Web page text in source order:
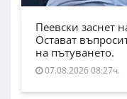
Пеевски заснет
Остават
на пътуването.
07.08.2026 08:27ч.